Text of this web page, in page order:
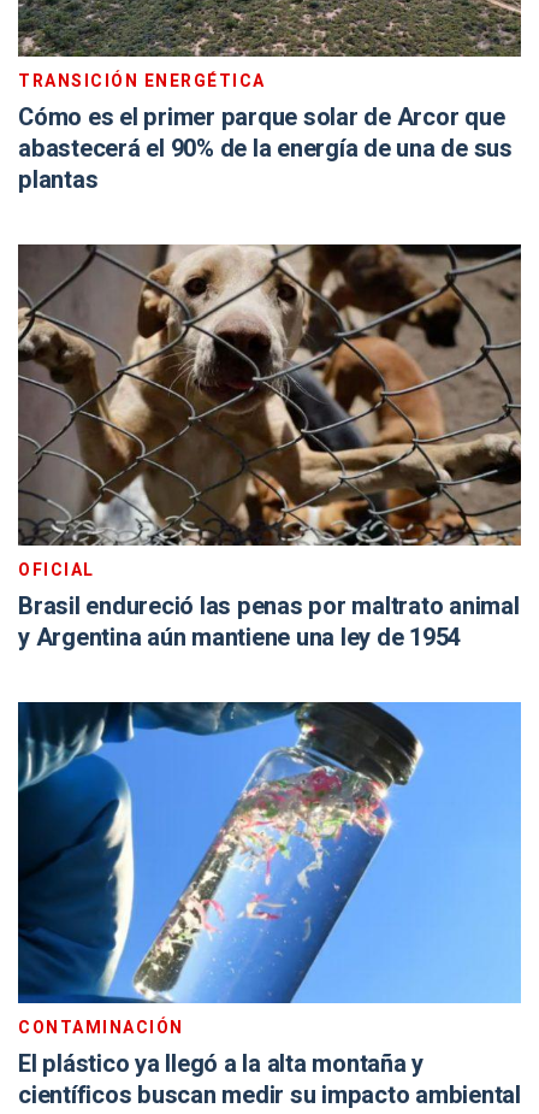
TRANSICIÓN ENERGÉTICA
Cómo es el primer parque solar de Arcor que
abastecerá el 90% de la energía de una de sus
plantas
OFICIAL
Brasil endureció las penas por maltrato animal
y Argentina aún mantiene una ley de 1954
CONTAMINACIÓN
El plástico ya llegó a la alta montaña y
científicos buscan medir su impacto ambiental